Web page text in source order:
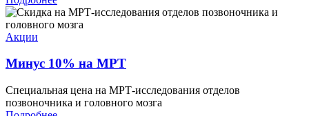
Акции
Минус 10% на МРТ
Специальная цена на МРТ-исследования отделов
позвоночника и головного мозга